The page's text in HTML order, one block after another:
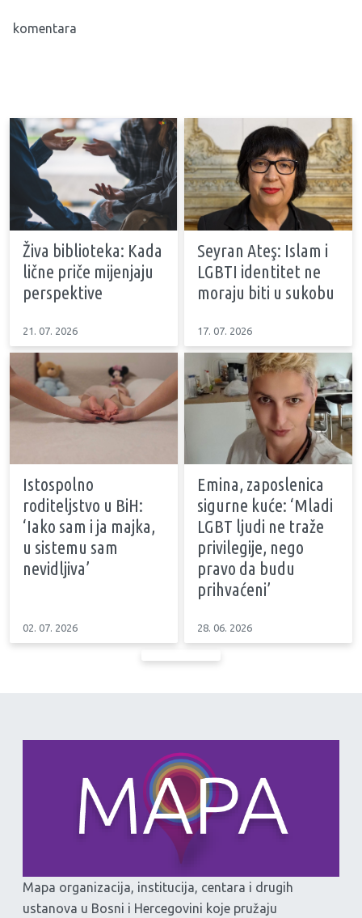
komentara
Živa biblioteka: Kada
lične priče mijenjaju
perspektive
21. 07. 2026
Seyran Ateş: Islam i
LGBTI identitet ne
moraju biti u sukobu
17. 07. 2026
Istospolno
roditeljstvo u BiH:
‘Iako sam i ja majka,
u sistemu sam
nevidljiva’
02. 07. 2026
Emina, zaposlenica
sigurne kuće: ‘Mladi
LGBT ljudi ne traže
privilegije, nego
pravo da budu
prihvaćeni’
28. 06. 2026
Mapa organizacija, institucija, centara i drugih
ustanova u Bosni i Hercegovini koje pružaju